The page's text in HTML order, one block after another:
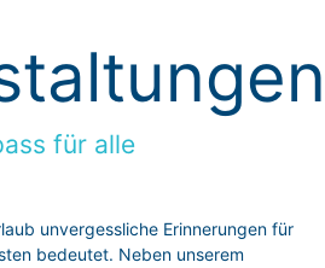
für alle
unvergessliche Erinnerungen für
bedeutet. Neben unserem